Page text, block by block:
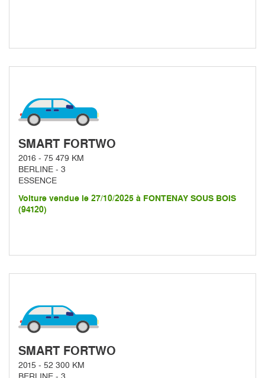
SMART FORTWO
2016 - 75 479 KM
BERLINE - 3
ESSENCE
Voiture vendue le 27/10/2025 à FONTENAY SOUS BOIS
(94120)
SMART FORTWO
2015 - 52 300 KM
BERLINE - 3